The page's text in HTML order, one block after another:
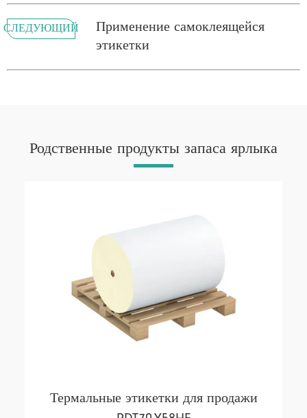
СЛЕДУЮЩИЙ
Применение самоклеящейся
этикетки
Родственные продукты запаса ярлыка
Термальные этикетки для продажи